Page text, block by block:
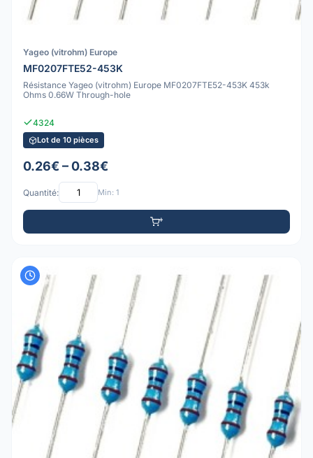
Yageo (vitrohm) Europe
MF0207FTE52-453K
Résistance Yageo (vitrohm) Europe MF0207FTE52-453K 453k
Ohms 0.66W Through-hole
4324
Lot de 10 pièces
0.26€ – 0.38€
Quantité: Min: 1